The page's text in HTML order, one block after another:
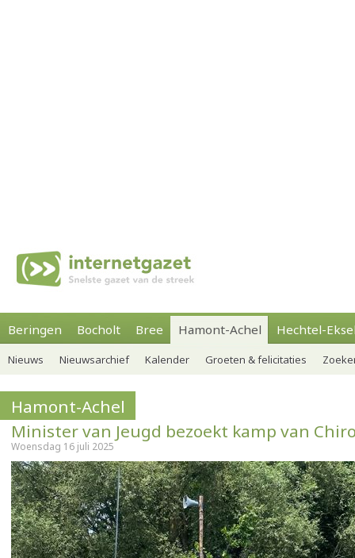
Beringen Bocholt Bree Hamont-Achel Hechtel-
Nieuws Nieuwsarchief Kalender Groeten & felicitaties
Hamont-Achel
Minister van Jeugd bezoekt kamp van
Woensdag 16 juli 2025